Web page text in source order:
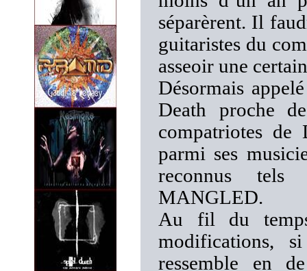
séparèrent. Il
guitaristes du
asseoir une
Désormais
Death proche
compatriotes de
parmi ses
reconnus tels
MANGLED.
Au fil du
modifications,
ressemble en